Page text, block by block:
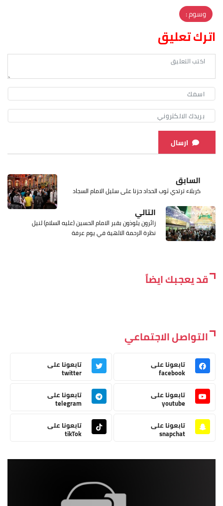
وسوم :
اترك تعليق
ارسال
السابق
كربلاء ترتدي ثوب الحداد حزنا على سليل الامام السجاد
التالي
زائرون يلوذون بقبر الامام الحسين (عليه السلام) لنيل
نظرة الرحمة الالهية في يوم عرفة
قد يعجبك ايضاً
التواصل الاجتماعي
تابعونا على
facebook
تابعونا على
twitter
تابعونا على
youtube
تابعونا على
telegram
تابعونا على
snapchat
تابعونا على
tikTok